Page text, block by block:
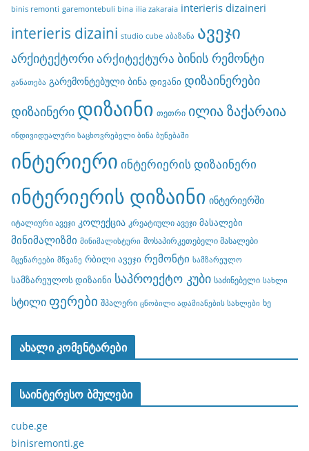
binis remonti garemontebuli bina ilia zakaraia interieris dizaineri
interieris dizaini studio cube აბაზანა ავეჯი
არქიტექტორიარქიტექტურა ბინის რემონტი
განათება გარემონტებული ბინა დივანი დიზაინერები
დიზაინერი დიზაინი თეთრი ილია ზაქარაია
ინდივიდუალური საცხოვრებელი ბინა ბუნებაში
ინტერიერი ინტერიერის დიზაინერი
ინტერიერის დიზაინი ინტერიერში
იტალიური ავეჯი კოლექცია კრეატიული ავეჯი მასალები
მინიმალიზმი მინიმალისტური მოსაპირკეთებელი მასალები
მცენარეები მწვანე რბილი ავეჯი რემონტი სამზარეულო
სამზარეულოს დიზაინი საპროექტო კუბი საძინებელი სახლი
სტილი ფერები შპალერი ცნობილი ადამიანების სახლები ხე
ახალი კომენტარები
საინტერესო ბმულები
cube.ge
binisremonti.ge